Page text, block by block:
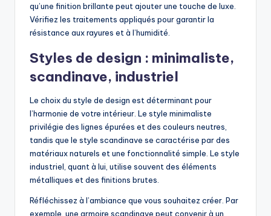
qu’une finition brillante peut ajouter une touche de luxe.
Vérifiez les traitements appliqués pour garantir la
résistance aux rayures et à l’humidité.
Styles de design : minimaliste,
scandinave, industriel
Le choix du style de design est déterminant pour
l’harmonie de votre intérieur. Le style minimaliste
privilégie des lignes épurées et des couleurs neutres,
tandis que le style scandinave se caractérise par des
matériaux naturels et une fonctionnalité simple. Le style
industriel, quant à lui, utilise souvent des éléments
métalliques et des finitions brutes.
Réfléchissez à l’ambiance que vous souhaitez créer. Par
exemple, une armoire scandinave peut convenir à un